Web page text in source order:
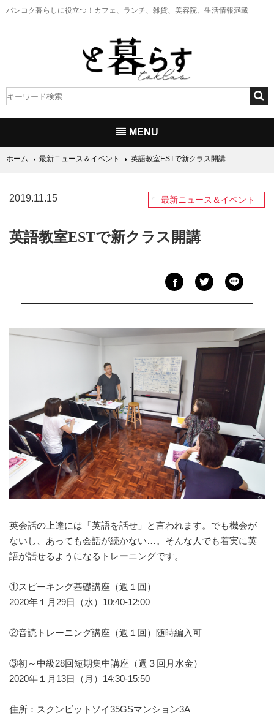
バンコク暮らしに役立つ！ カフェ、ランチ、雑貨、美容院、生活情報満載
MENU
ホーム 最新ニュース＆イベント 英語教室ESTで新クラス開講
2019.11.15 最新ニュース＆イベント
英語教室ESTで新クラス開講
英会話の上達には「英語を話せ」と言われます。でも機会が
ないし、あっても会話が続かない…。そんな人でも着実に英
語が話せるようになるトレーニングです。
①スピーキング基礎講座（週１回）
2020年１月29日（水）10:40-12:00
②音読トレーニング講座（週１回）随時編入可
③初～中級28回短期集中講座（週３回月水金）
2020年１月13日（月）14:30-15:50
住所：スクンビットソイ35GSマンション3A